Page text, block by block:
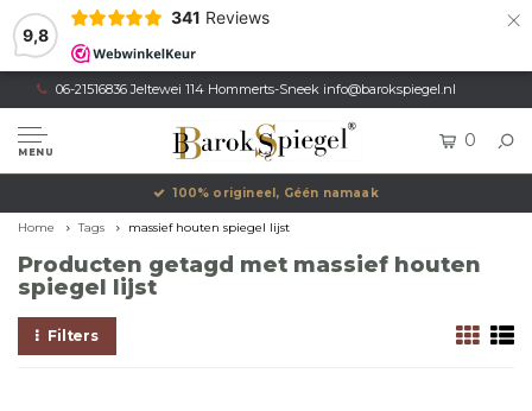
9,8
341 Reviews ×
06-21516836 Jeltewei 114 Hommerts-Sneek info@barokspiegel.nl
MENU
0
100% origineel, Géén namaak
Home Tags massief houten spiegel lijst
Producten getagd met massief houten
spiegel lijst
Filters